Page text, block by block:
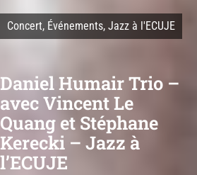
Concert, Événements, Jazz à l'ECUJE
Daniel Humair Trio –
avec Vincent Le
Quang et Stéphane
Kerecki – Jazz à
l’ECUJE